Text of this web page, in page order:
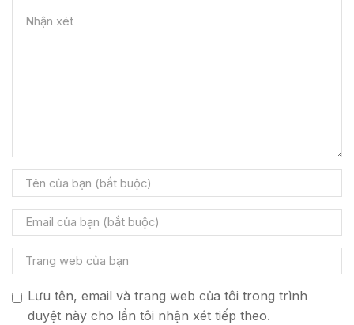
Lưu tên, email và trang web của tôi trong trình
duyệt này cho lần tôi nhận xét tiếp theo.